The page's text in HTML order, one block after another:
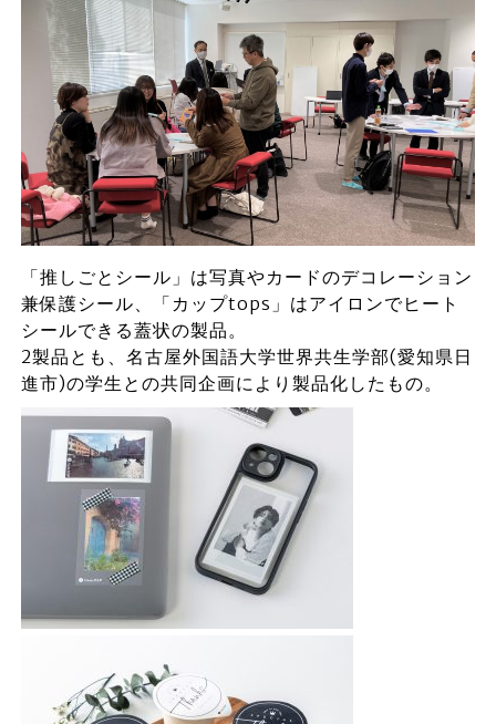
「推しごとシール」は写真やカードのデコレーション
兼保護シール、「カップtops」はアイロンでヒート
シールできる蓋状の製品。
2製品とも、名古屋外国語大学世界共生学部(愛知県日
進市)の学生との共同企画により製品化したもの。